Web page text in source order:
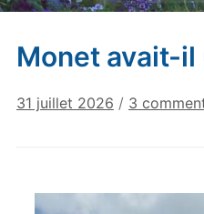
menu
Monet avait-il
31 juillet 2026 / 3